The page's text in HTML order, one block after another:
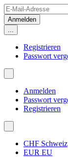
...
Registrieren
Passwort
Anmelden
Passwort
Registrieren
CHF Schweiz
EUR EU